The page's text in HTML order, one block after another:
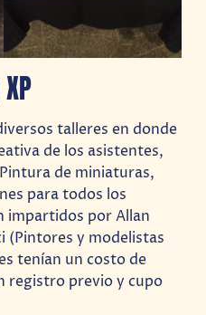
talleres en donde
de los asistentes,
de miniaturas,
para todos los
impartidos por Allan
(Pintores y modelistas
tenían un costo de
registro previo y cupo